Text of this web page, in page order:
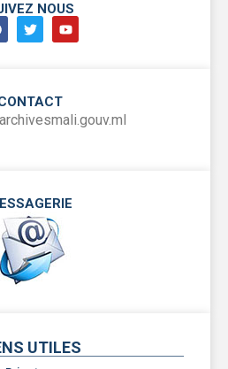
NOUS
UTILES